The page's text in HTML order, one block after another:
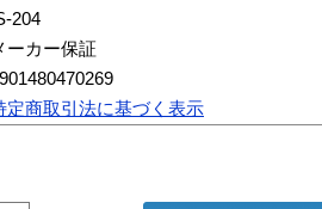
204
ーカー保証
定商取引法に基づく表示